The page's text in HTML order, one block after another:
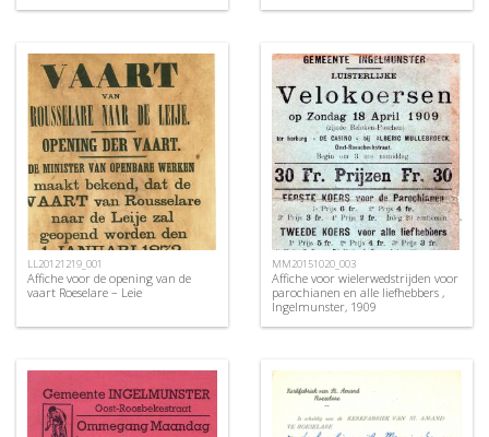
LL20121219_001
Affiche voor de opening van de
vaart Roeselare – Leie
MM20151020_003
Affiche voor wielerwedstrijden voor
parochianen en alle liefhebbers ,
Ingelmunster, 1909